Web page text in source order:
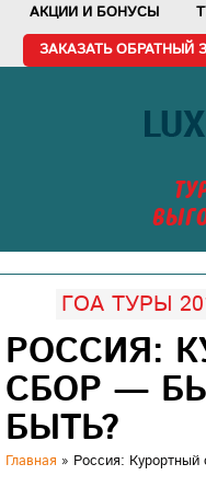
АКЦИИ И БОНУСЫ
ЗАКАЗАТЬ ОБРАТНЫЙ
ГОА ТУРЫ
РОССИЯ:
СБОР —
БЫТЬ?
Главная » Россия: